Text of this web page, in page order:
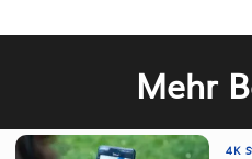
Mehr
4K